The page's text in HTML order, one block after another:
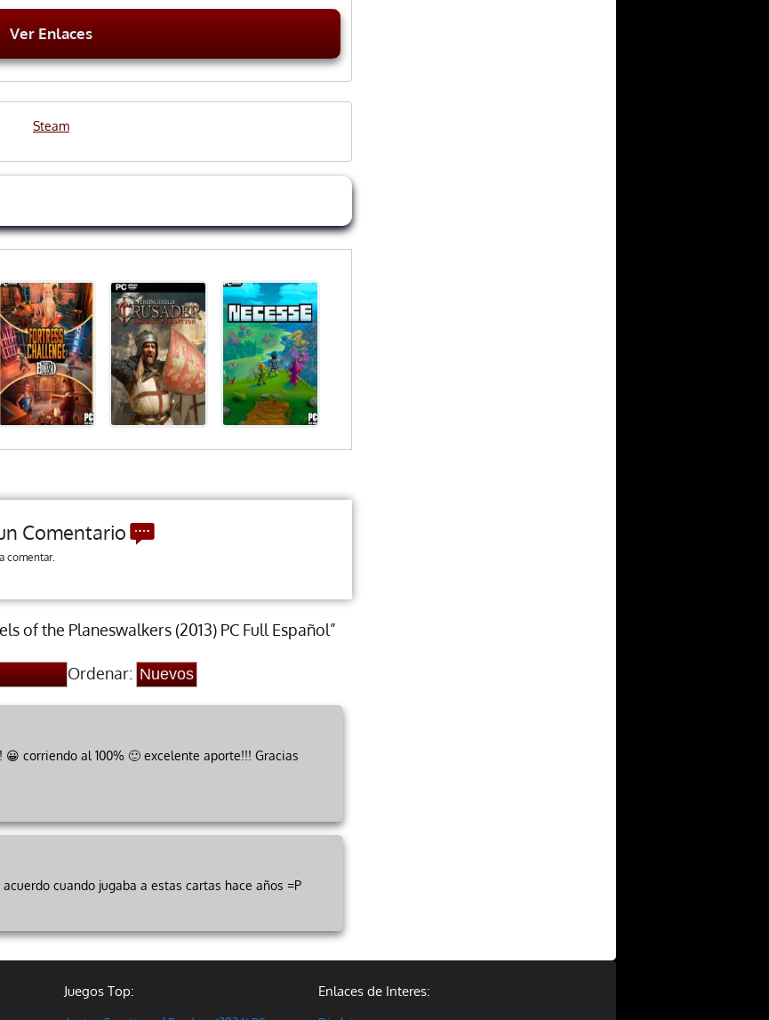
Ver Enlaces
Steam
Comentario
comentar.
of the Planeswalkers (2013) PC Full Español”
Ordenar:
corriendo al 100% 🙂 excelente aporte!!! Gracias
cuando jugaba a estas cartas hace años =P
Juegos Top: Enlaces de Interes: